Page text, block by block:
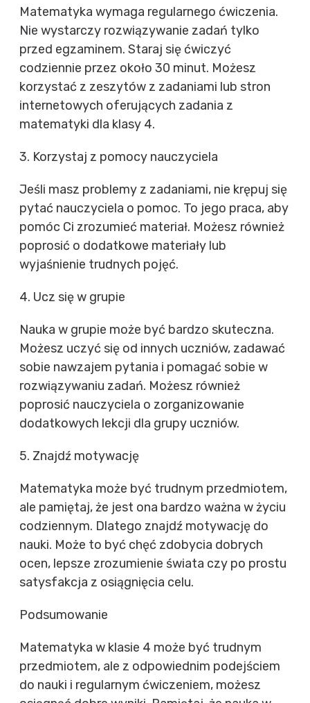
Matematyka wymaga regularnego ćwiczenia.
Nie wystarczy rozwiązywanie zadań tylko
przed egzaminem. Staraj się ćwiczyć
codziennie przez około 30 minut. Możesz
korzystać z zeszytów z zadaniami lub stron
internetowych oferujących zadania z
matematyki dla klasy 4.
3. Korzystaj z pomocy nauczyciela
Jeśli masz problemy z zadaniami, nie krępuj się
pytać nauczyciela o pomoc. To jego praca, aby
pomóc Ci zrozumieć materiał. Możesz również
poprosić o dodatkowe materiały lub
wyjaśnienie trudnych pojęć.
4. Ucz się w grupie
Nauka w grupie może być bardzo skuteczna.
Możesz uczyć się od innych uczniów, zadawać
sobie nawzajem pytania i pomagać sobie w
rozwiązywaniu zadań. Możesz również
poprosić nauczyciela o zorganizowanie
dodatkowych lekcji dla grupy uczniów.
5. Znajdź motywację
Matematyka może być trudnym przedmiotem,
ale pamiętaj, że jest ona bardzo ważna w życiu
codziennym. Dlatego znajdź motywację do
nauki. Może to być chęć zdobycia dobrych
ocen, lepsze zrozumienie świata czy po prostu
satysfakcja z osiągnięcia celu.
Podsumowanie
Matematyka w klasie 4 może być trudnym
przedmiotem, ale z odpowiednim podejściem
do nauki i regularnym ćwiczeniem, możesz